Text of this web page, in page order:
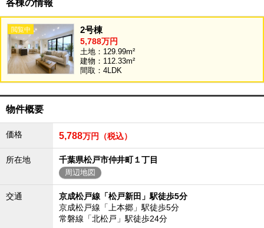
各棟の情報
2号棟
5,788万円
土地：129.99m²
建物：112.33m²
間取：4LDK
物件概要
価格 5,788万円（税込）
所在地 千葉県松戸市仲井町１丁目
周辺地図
交通
京成松戸線「松戸新田」駅徒歩5分
京成松戸線「上本郷」駅徒歩5分
常磐線「北松戸」駅徒歩24分
外房エリアの中古一戸建
外房エリアの土地
内房エリア
内房エリアの新築一戸建
内房エリアの中古一戸建
東京全域エリア
東京全域エリアの新築一戸建
東京全域エリアの中古一戸建
東京全域エリアの土地
神奈川全域エリア
神奈川全域エリアの新築一戸建
神奈川全域エリアの中古一戸建
神奈川全域エリアのマンション
神奈川全域エリアの土地